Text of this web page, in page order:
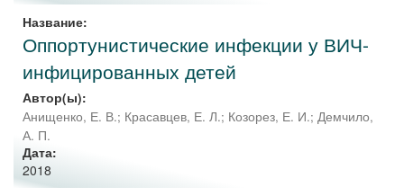
Название:
Оппортунистические инфекции у ВИЧ-
инфицированных детей
Автор(ы):
Анищенко, Е. В.; Красавцев, Е. Л.; Козорез, Е. И.; Демчило,
А. П.
Дата:
2018